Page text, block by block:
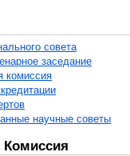
совета
заседание
комисcия
научные советы
Комиссия